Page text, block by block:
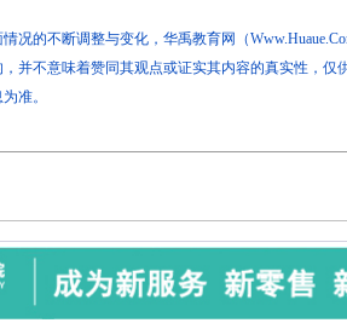
况的不断调整与变化，华禹教育网（
并不意味着赞同其观点或证实其内容的真实性，仅
准。